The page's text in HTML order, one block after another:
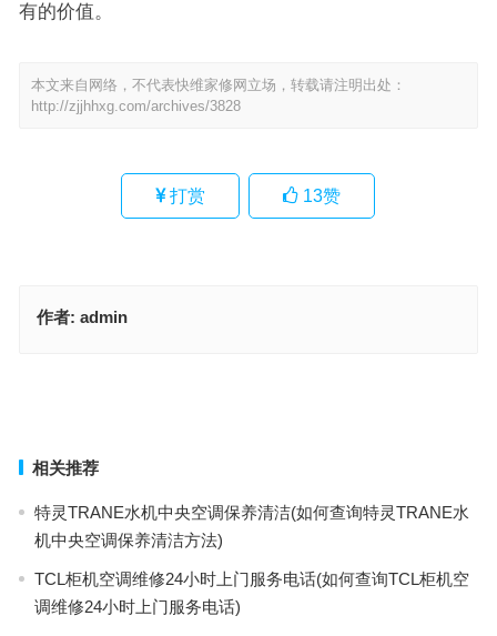
有的价值。
本文来自网络，不代表快维家修网立场，转载请注明出处：
http://zjjhhxg.com/archives/3828
打赏 13赞
作者: admin
相关推荐
特灵TRANE水机中央空调保养清洁(如何查询特灵TRANE水
机中央空调保养清洁方法)
TCL柜机空调维修24小时上门服务电话(如何查询TCL柜机空
调维修24小时上门服务电话)